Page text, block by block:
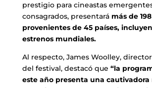
prestigio para cineastas
consagrados, presentará más de
provenientes de 45 países,
estrenos mundiales.
Al respecto, James Woolley,
del festival, destacó que “la
este año presenta una cautivadora